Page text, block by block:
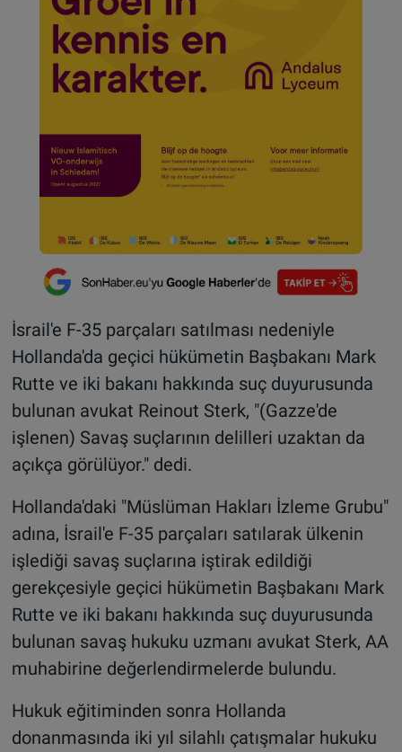
İsrail'e F-35 parçaları satılması nedeniyle
Hollanda'da geçici hükümetin Başbakanı Mark
Rutte ve iki bakanı hakkında suç duyurusunda
bulunan avukat Reinout Sterk, "(Gazze'de
işlenen) Savaş suçlarının delilleri uzaktan da
açıkça görülüyor." dedi.
Hollanda'daki "Müslüman Hakları İzleme Grubu"
adına, İsrail'e F-35 parçaları satılarak ülkenin
işlediği savaş suçlarına iştirak edildiği
gerekçesiyle geçici hükümetin Başbakanı Mark
Rutte ve iki bakanı hakkında suç duyurusunda
bulunan savaş hukuku uzmanı avukat Sterk, AA
muhabirine değerlendirmelerde bulundu.
Hukuk eğitiminden sonra Hollanda
donanmasında iki yıl silahlı çatışmalar hukuku